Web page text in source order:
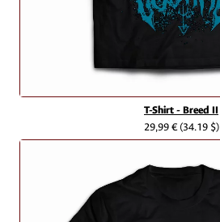
T-Shirt - Breed II
29,99 €(34.19 $)